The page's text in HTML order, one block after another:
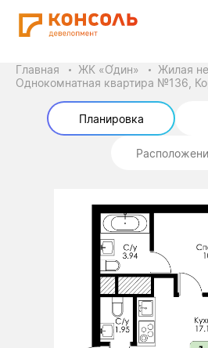
Главная ЖК «О́дин»
Жилая
Однокомнатная квартира №136,
Планировка